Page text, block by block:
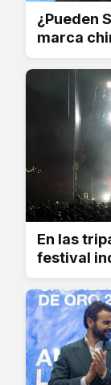
¿Pueden
marca
En las
festival